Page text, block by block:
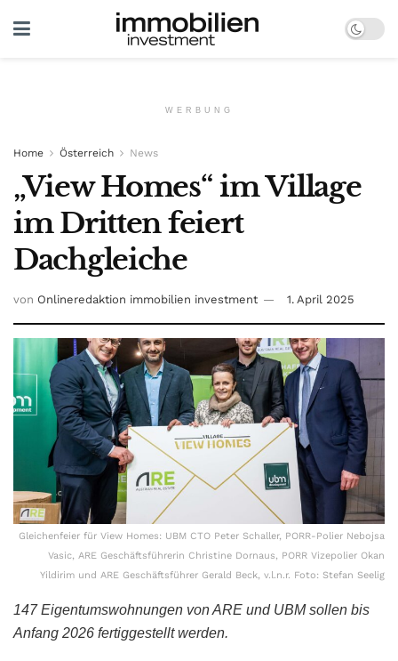
WERBUNG
Home Österreich News
„View Homes“ im Village
im Dritten feiert
Dachgleiche
von Onlineredaktion immobilien investment 1. April 2025
Gleichenfeier für View Homes: UBM CTO Peter Schaller, PORR-Polier Nebojsa
Vasic, ARE Geschäftsführerin Christine Dornaus, PORR Vizepolier Okan
Yildirim und ARE Geschäftsführer Gerald Beck, v.l.n.r. Foto: Stefan Seelig
147 Eigentumswohnungen von ARE und UBM sollen bis
Anfang 2026 fertiggestellt werden.